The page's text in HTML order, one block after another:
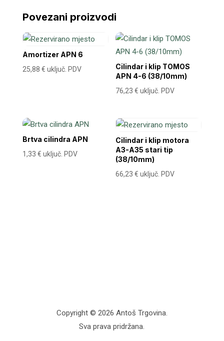
Povezani proizvodi
Amortizer APN 6
25,88 € uključ. PDV
Cilindar i klip TOMOS
APN 4-6 (38/10mm)
76,23€ uključ. PDV
Brtva cilindra APN
1,33 € uključ. PDV
Cilindar i klip motora
A3-A35 stari tip
(38/10mm)
66,23€ uključ. PDV
Copyright © 2026 Antoš Trgovina.
Sva prava pridržana.